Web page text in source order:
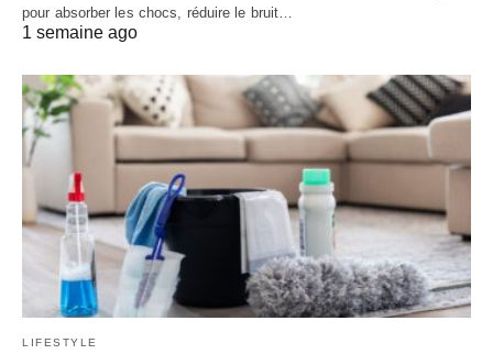
pour absorber les chocs, réduire le bruit…
1 semaine ago
LIFESTYLE